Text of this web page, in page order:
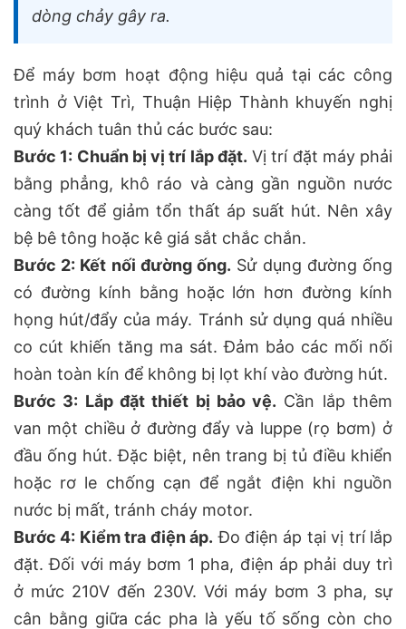
dòng chảy gây ra.
Để máy bơm hoạt động hiệu quả tại các công
trình ở Việt Trì, Thuận Hiệp Thành khuyến nghị
quý khách tuân thủ các bước sau:
Bước 1: Chuẩn bị vị trí lắp đặt. Vị trí đặt máy phải
bằng phẳng, khô ráo và càng gần nguồn nước
càng tốt để giảm tổn thất áp suất hút. Nên xây
bệ bê tông hoặc kê giá sắt chắc chắn.
Bước 2: Kết nối đường ống. Sử dụng đường ống
có đường kính bằng hoặc lớn hơn đường kính
họng hút/đẩy của máy. Tránh sử dụng quá nhiều
co cút khiến tăng ma sát. Đảm bảo các mối nối
hoàn toàn kín để không bị lọt khí vào đường hút.
Bước 3: Lắp đặt thiết bị bảo vệ. Cần lắp thêm
van một chiều ở đường đẩy và luppe (rọ bơm) ở
đầu ống hút. Đặc biệt, nên trang bị tủ điều khiển
hoặc rơ le chống cạn để ngắt điện khi nguồn
nước bị mất, tránh cháy motor.
Bước 4: Kiểm tra điện áp. Đo điện áp tại vị trí lắp
đặt. Đối với máy bơm 1 pha, điện áp phải duy trì
ở mức 210V đến 230V. Với máy bơm 3 pha, sự
cân bằng giữa các pha là yếu tố sống còn cho